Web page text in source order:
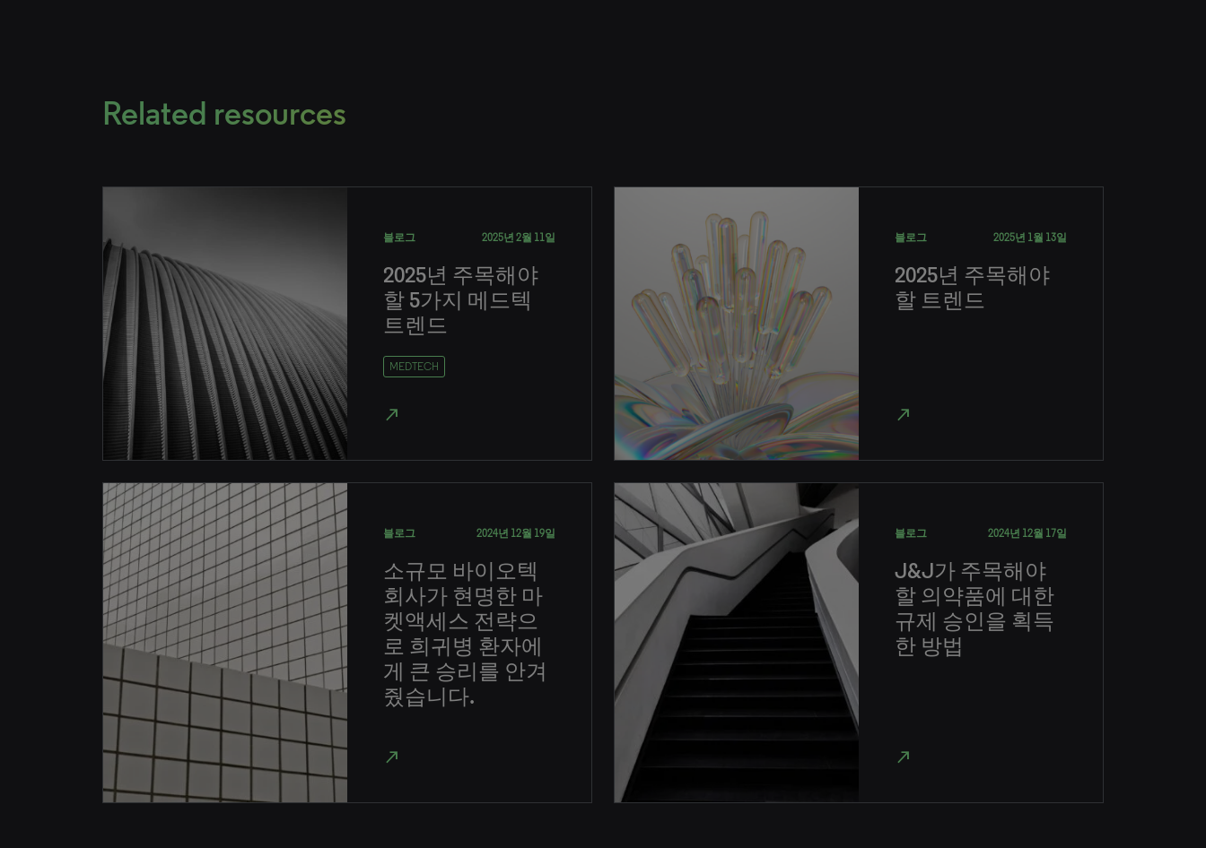
Related resources
블로그 2025년 2월 11일
2025년 주목해야
할 5가지 메드텍
트렌드
MEDTECH
north_east
블로그 2025년 1월 13일
2025년 주목해야
할 트렌드
north_east
블로그 2024년 12월 19일
소규모 바이오텍
회사가 현명한 마
켓액세스 전략으
로 희귀병 환자에
게 큰 승리를 안겨
줬습니다.
north_east
블로그 2024년 12월 17일
J&J가 주목해야
할 의약품에 대한
규제 승인을 획득
한 방법
north_east